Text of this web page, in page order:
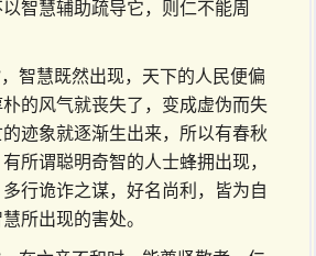
智慧辅助疏导它，则仁不能周
智慧既然出现，天下的人民便偏
的风气就丧失了，变成虚伪而失
迹象就逐渐生出来，所以有春秋
所谓聪明奇智的人士蜂拥出现，
行诡诈之谋，好名尚利，皆为自
所出现的害处。